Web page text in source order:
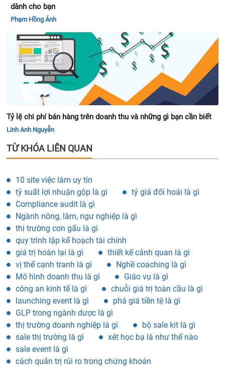
dành cho bạn
Phạm Hồng Ánh
Tỷ lệ chi phí bán hàng trên doanh thu và những gì bạn cần biết
Linh Anh Nguyễn
TỪ KHÓA LIÊN QUAN
10 site việc làm uy tín
tỷ suất lợi nhuận gộp là gì
tỷ giá đối hoái là gì
Compliance audit là gì
Ngành nông, lâm, ngư nghiệp là gì
thị trường con gấu là gì
quy trình lập kế hoạch tài chính
giá trị hoàn lại là gì
thiết kế cảnh quan là gì
vị thế cạnh tranh là gì
Nghề coaching là gì
Mô hình doanh thu là gì
Giáo vụ là gì
công an kinh tế là gì
chuỗi giá trị toàn cầu là gì
launching event là gì
phá giá tiền tệ là gì
GLP trong ngành dược là gì
thị trường doanh nghiệp là gì
bộ sale kit là gì
sale thị trường là gì
xét học bạ là như thế nào
sale event là gì
cách quản trị rủi ro trong chứng khoán